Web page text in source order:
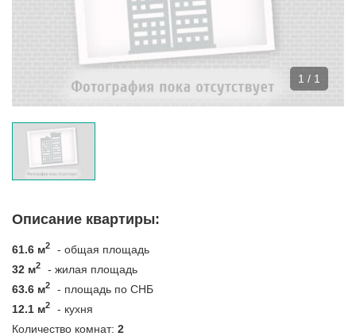
1 / 1
Описание квартиры:
61.6 м2
- общая площадь
32 м2
- жилая площадь
63.6 м2
- площадь по СНБ
12.1 м2
- кухня
Количество комнат: 2